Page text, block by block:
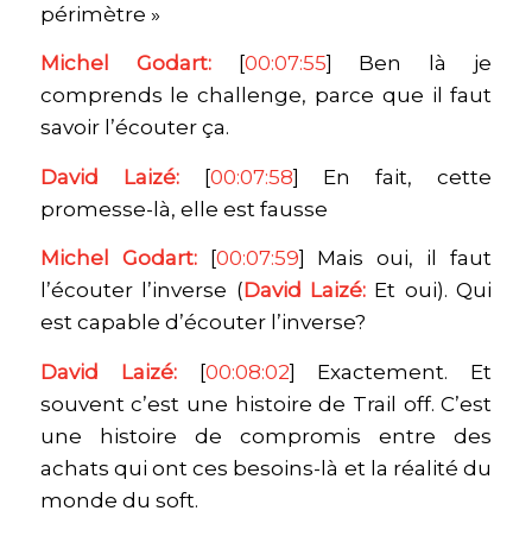
périmètre »
Michel Godart: [00:07:55] Ben là je
comprends le challenge, parce que il faut
savoir l’écouter ça.
David Laizé: [00:07:58] En fait, cette
promesse-là, elle est fausse
Michel Godart: [00:07:59] Mais oui, il faut
l’écouter l’inverse (David Laizé: Et oui). Qui
est capable d’écouter l’inverse?
David Laizé: [00:08:02] Exactement. Et
souvent c’est une histoire de Trail off. C’est
une histoire de compromis entre des
achats qui ont ces besoins-là et la réalité du
monde du soft.